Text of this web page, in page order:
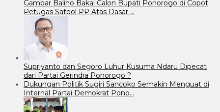
Gambar Baliho Bakal Calon Bupati Ponorogo di Copot
Petugas Satpol PP Atas Dasar …
Supriyanto dan Segoro Luhur Kusuma Ndaru Dipecat
dari Partai Gerindra Ponorogo ?
Dukungan Politik Sugiri Sancoko Semakin Menguat di
Internal Partai Demokrat Pono…